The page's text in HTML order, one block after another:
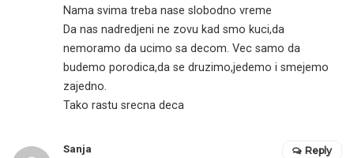
Nama svima treba nase slobodno vreme
Da nas nadredjeni ne zovu kad smo kuci,da
nemoramo da ucimo sa decom. Vec samo da
budemo porodica,da se druzimo,jedemo i smejemo
zajedno.
Tako rastu srecna deca
Sanja Reply